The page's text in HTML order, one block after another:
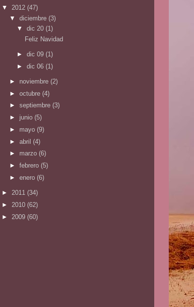
▼ 2012 (47)
▼ diciembre (3)
▼dic 20(1)
Feliz Navidad
►dic 09(1)
►dic 06(1)
► noviembre (2)
► octubre (4)
► septiembre (3)
► junio (5)
► mayo (9)
► abril (4)
► marzo (6)
► febrero (5)
► enero (6)
► 2011 (34)
► 2010 (62)
► 2009 (60)